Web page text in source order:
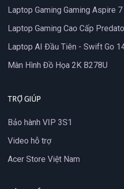
Laptop Gaming Gaming Aspire
Laptop Gaming Cao Cấp
Laptop AI Đầu Tiên - Swift Go
Màn Hình Đồ Họa 2K B278U
TRỢ GIÚP
Bảo hành VIP 3S1
Video hỗ trợ
Acer Store Việt Nam